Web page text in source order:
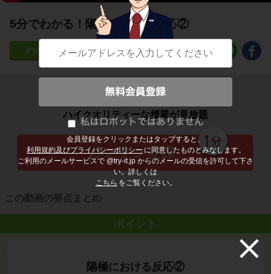
会員登録をクリックまたはタップすると、
利用規約及びプライバシーポリシー に同意したものとみなします。
ご利用のメールサービスで @try-it.jp からのメールの受信を許可して下さ
い。詳しくは
こちら をご覧ください。
5分でわかる！陽極における反応②
51
子どもの勉強から大人の学び直しまで
ハイクオリティーな授業が見放題
この動画の要点まとめ
ポイント
陽極における反応②